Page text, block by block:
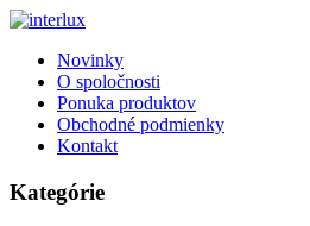
Novinky
O spoločnosti
Ponuka produktov
Obchodné podmienky
Kontakt
Kategórie